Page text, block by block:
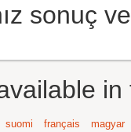
sonuç
suomi français
magyar